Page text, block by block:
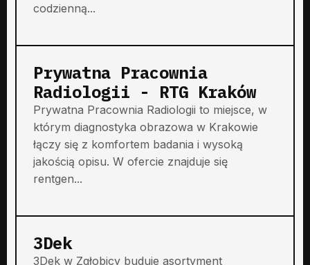
codzienną...
Prywatna Pracownia
Radiologii - RTG Kraków
Prywatna Pracownia Radiologii to miejsce, w
którym diagnostyka obrazowa w Krakowie
łączy się z komfortem badania i wysoką
jakością opisu. W ofercie znajduje się
rentgen...
3Dek
3Dek w Zgłobicy buduje asortyment